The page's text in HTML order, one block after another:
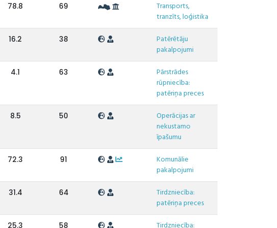
78.8 69
Transports,
tranzīts, loģistika
16.2 38
Patērētāju
pakalpojumi
4.1 63
Pārstrādes
rūpniecība:
patēriņa preces
8.5 50
Operācijas ar
nekustamo
īpašumu
72.3 91
Komunālie
pakalpojumi
31.4 64
Tirdzniecība:
patēriņa preces
25.3 58